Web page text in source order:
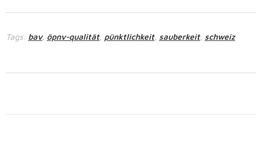
Tags: bav, öpnv-qualität, pünktlichkeit, sauberkeit, schweiz